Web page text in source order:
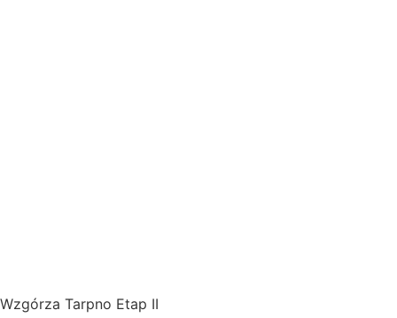
Wzgórza Tarpno Etap II